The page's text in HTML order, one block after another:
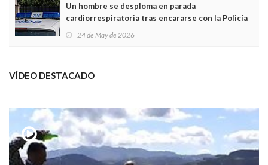
Un hombre se desploma en parada
cardiorrespiratoria tras encararse con la Policía
Local en Luanco
24 de May de 2026
VÍDEO DESTACADO